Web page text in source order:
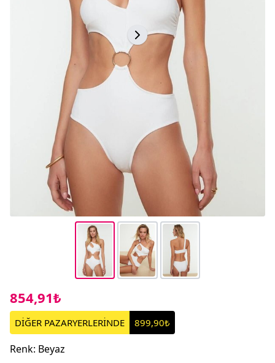
854,91₺
DİĞER PAZARYERLERİNDE 899,90₺
Renk: Beyaz